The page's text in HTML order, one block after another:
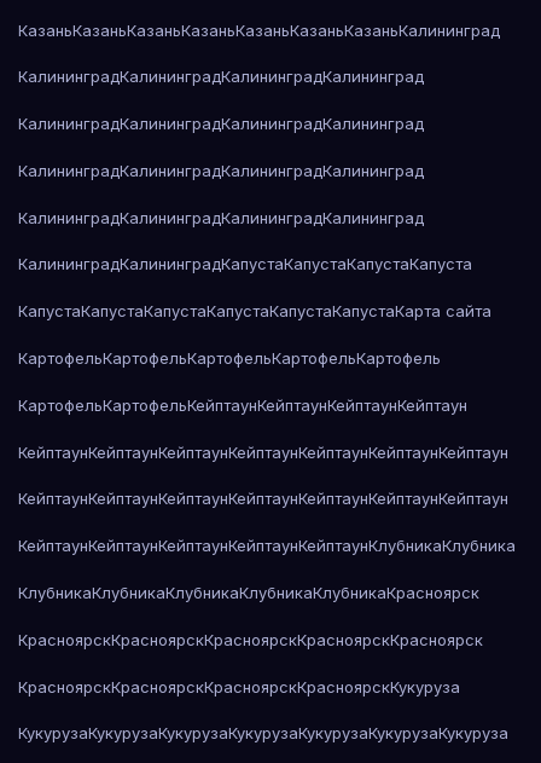
КазаньКазаньКазаньКазаньКазаньКазаньКазаньКалининград
КалининградКалининградКалининградКалининград
КалининградКалининградКалининградКалининград
КалининградКалининградКалининградКалининград
КалининградКалининградКалининградКалининград
КалининградКалининградКапустаКапустаКапустаКапуста
КапустаКапустаКапустаКапустаКапустаКапустаКарта сайта
КартофельКартофельКартофельКартофельКартофель
КартофельКартофельКейптаунКейптаунКейптаунКейптаун
КейптаунКейптаунКейптаунКейптаунКейптаунКейптаунКейптаун
КейптаунКейптаунКейптаунКейптаунКейптаунКейптаунКейптаун
КейптаунКейптаунКейптаунКейптаунКейптаунКлубникаКлубника
КлубникаКлубникаКлубникаКлубникаКлубникаКрасноярск
КрасноярскКрасноярскКрасноярскКрасноярскКрасноярск
КрасноярскКрасноярскКрасноярскКрасноярскКукуруза
КукурузаКукурузаКукурузаКукурузаКукурузаКукурузаКукуруза